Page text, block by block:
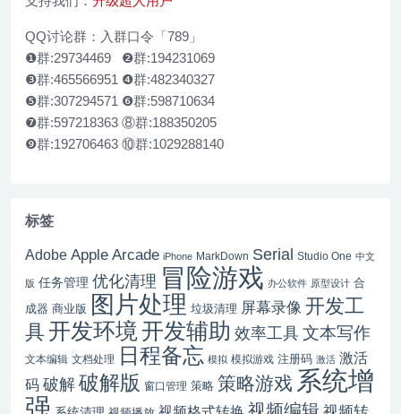
QQ讨论群：入群口令「789」
❶群:29734469 ❷群:194231069
❸群:465566951 ❹群:482340327
❺群:307294571 ❻群:598710634
❼群:597218363 ⑧群:188350205
❾群:192706463 ⑩群:1029288140
标签
Adobe Apple Arcade iPhone MarkDown Serial Studio One 中文
版 任务管理 优化清理 冒险游戏 办公软件 原型设计 合
成器 商业版 图片处理 垃圾清理 屏幕录像 开发工
具 开发环境开发辅助 效率工具 文本写作
文本编辑 文档处理 日程备忘 模拟 模拟游戏 注册码 激活 激活
码 破解破解版 窗口管理 策略 策略游戏 系统增
强